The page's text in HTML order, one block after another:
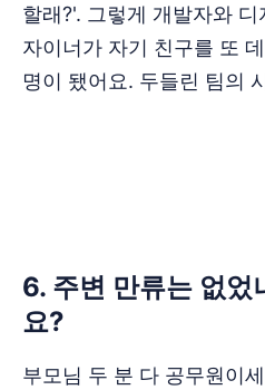
할래?'. 그렇게 개발자와
자이너가 자기 친구를 또
명이 됐어요. 두들린 팀의
‌‌‌‌‌‌6. 주변 만류는 없었
요?
부모님 두 분 다 공무원이